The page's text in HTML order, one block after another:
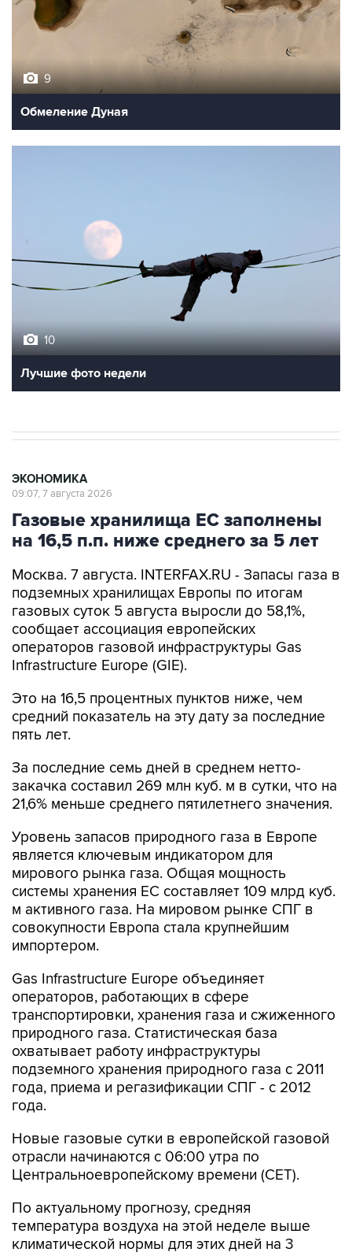
9
Обмеление Дуная
10
Лучшие фото недели
ЭКОНОМИКА
09:07, 7 августа 2026
Газовые хранилища ЕС заполнены
на 16,5 п.п. ниже среднего за 5 лет
Москва. 7 августа. INTERFAX.RU - Запасы газа в
подземных хранилищах Европы по итогам
газовых суток 5 августа выросли до 58,1%,
сообщает ассоциация европейских
операторов газовой инфраструктуры Gas
Infrastructure Europe (GIE).
Это на 16,5 процентных пунктов ниже, чем
средний показатель на эту дату за последние
пять лет.
За последние семь дней в среднем нетто-
закачка составил 269 млн куб. м в сутки, что на
21,6% меньше среднего пятилетнего значения.
Уровень запасов природного газа в Европе
является ключевым индикатором для
мирового рынка газа. Общая мощность
системы хранения ЕС составляет 109 млрд куб.
м активного газа. На мировом рынке СПГ в
совокупности Европа стала крупнейшим
импортером.
Gas Infrastructure Europe объединяет
операторов, работающих в сфере
транспортировки, хранения газа и сжиженного
природного газа. Статистическая база
охватывает работу инфраструктуры
подземного хранения природного газа с 2011
года, приема и регазификации СПГ - с 2012
года.
Новые газовые сутки в европейской газовой
отрасли начинаются c 06:00 утра по
Центральноевропейскому времени (CET).
По актуальному прогнозу, средняя
температура воздуха на этой неделе выше
климатической нормы для этих дней на 3